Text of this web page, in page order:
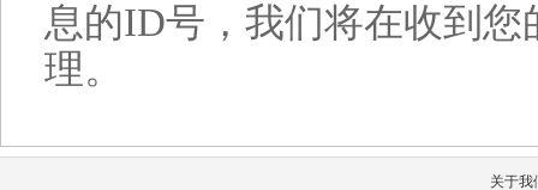
息的ID号，我们将在收到
理。
关于我